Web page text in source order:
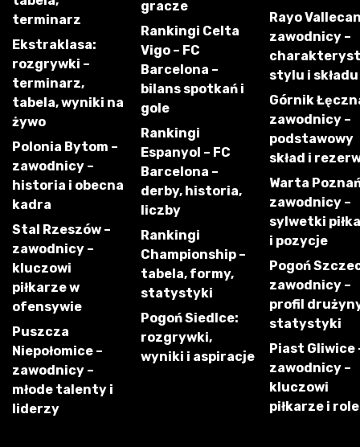
terminarz
Ekstraklasa:
rozgrywki –
terminarz,
tabela, wyniki na
żywo
Polonia Bytom –
zawodnicy –
historia i obecna
kadra
Stal Rzeszów –
zawodnicy –
kluczowi
piłkarze w
ofensywie
Puszcza
Niepołomice –
zawodnicy –
młode talenty i
liderzy
gracze
Rankingi Celta
Vigo – FC
Barcelona –
bilans spotkań i
gole
Rankingi
Espanyol – FC
Barcelona –
derby, historia,
liczby
Rankingi
Championship –
tabela, formy,
statystyki
Pogoń Siedlce:
rozgrywki,
wyniki i aspiracje
Rayo
zawodnicy –
stylu i składu
Górnik
zawodnicy –
podstawowy
skład i
Warta
zawodnicy –
sylwetki
i pozycje
Pogoń
zawodnicy –
profil
statystyki
Piast Gliwice
zawodnicy –
kluczowi
piłkarze i role